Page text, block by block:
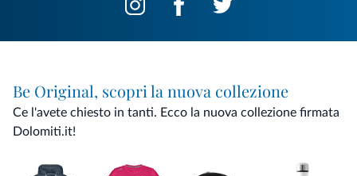
Be Original, scopri la nuova collezione
Ce l'avete chiesto in tanti. Ecco la nuova collezione firmata
Dolomiti.it!